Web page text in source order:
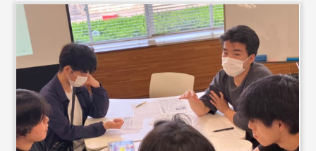
...続きを読む